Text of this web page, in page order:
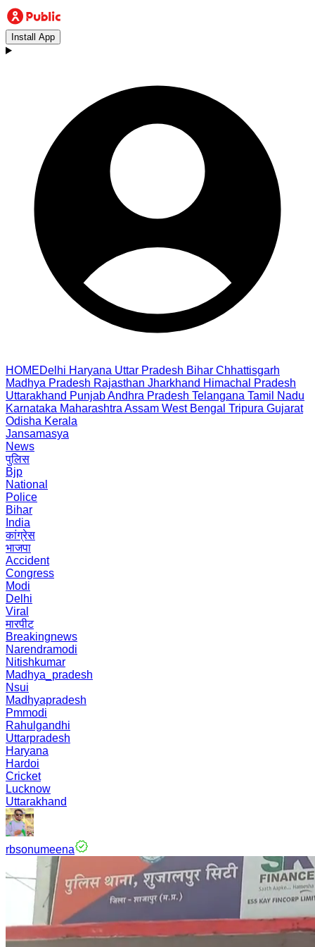
Install App
HOMEDelhi Haryana Uttar Pradesh Bihar Chhattisgarh
Madhya Pradesh Rajasthan Jharkhand Himachal Pradesh
Uttarakhand PunjabAndhra Pradesh Telangana Tamil Nadu
Karnataka Maharashtra Assam West Bengal Tripura Gujarat
Odisha Kerala
Jansamasya
News
पुलिस
Bjp
National
Police
Bihar
India
कांग्रेस
भाजपा
Accident
Congress
Modi
Delhi
Viral
मारपीट
Breakingnews
Narendramodi
Nitishkumar
Madhya_pradesh
Nsui
Madhyapradesh
Pmmodi
Rahulgandhi
Uttarpradesh
Haryana
Hardoi
Cricket
Lucknow
Uttarakhand
rbsonumeena